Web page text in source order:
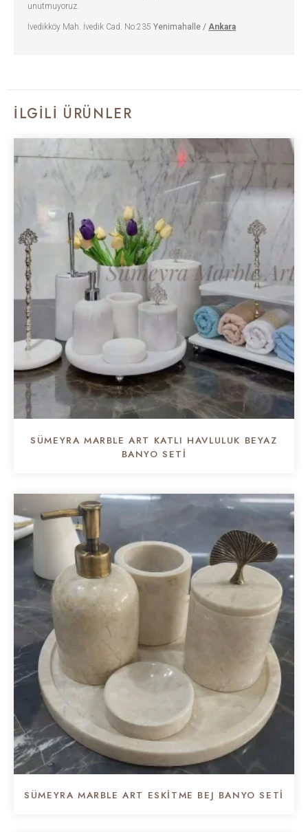
unutmuyoruz.
İvedikköy Mah. İvedik Cad. No:235 Yenimahalle / Ankara
İLGILI ÜRÜNLER
SÜMEYRA MARBLE ART KATLI HAVLULUK BEYAZ
BANYO SETI
SÜMEYRA MARBLE ART ESKITME BEJ BANYO SETI